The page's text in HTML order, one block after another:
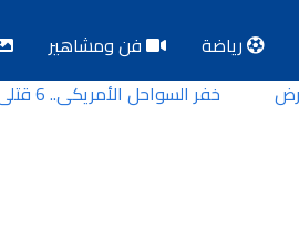
رياضة فن ومشاهير
خفر السواحل الأمريكي.. 6 قتلى في تحطم طائرة سياحية في ألاسكا